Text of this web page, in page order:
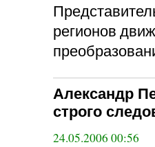
регионов
Александр
строго
24.05.2006 00:56